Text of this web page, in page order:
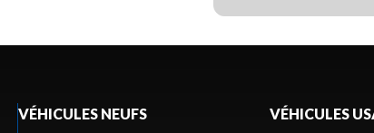
VÉHICULES NEUFS VÉHICULES